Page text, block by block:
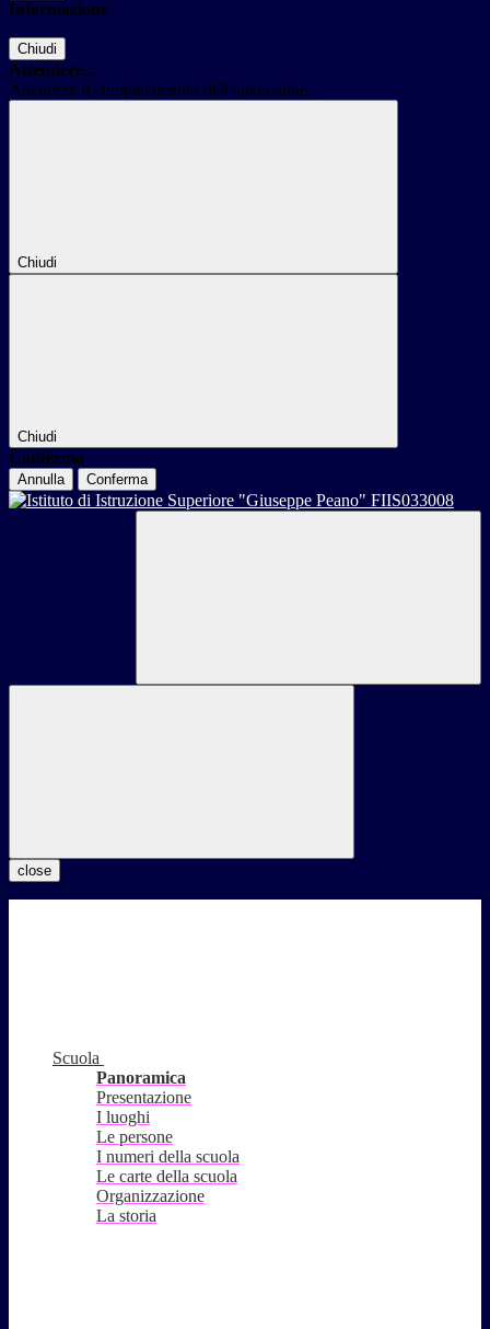
Informazione
Chiudi
Attendere...
Attendere il completamento dell'operazione...
Chiudi
Chiudi
Conferma
Annulla Conferma
close
Scuola
Panoramica
Presentazione
I luoghi
Le persone
I numeri della scuola
Le carte della scuola
Organizzazione
La storia